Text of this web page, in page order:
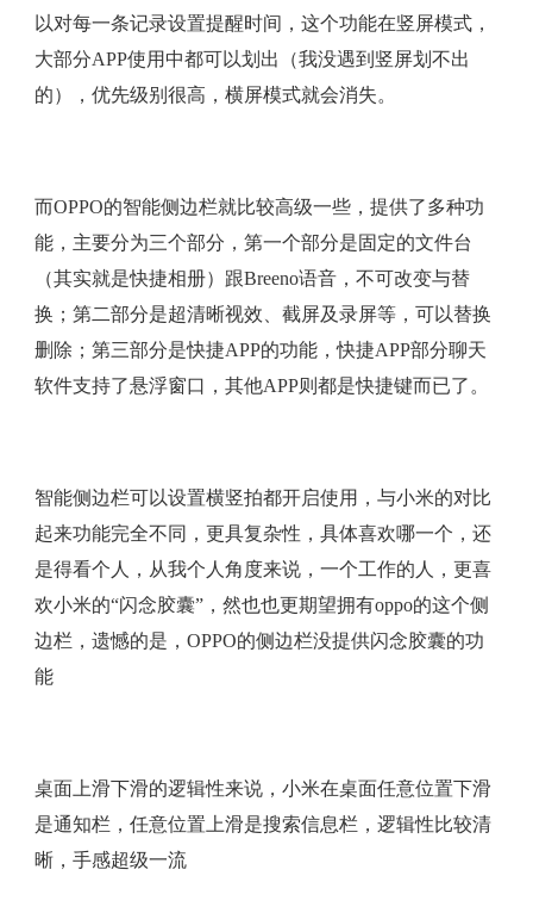
以对每一条记录设置提醒时间，这个功能在竖屏模式，
大部分APP使用中都可以划出（我没遇到竖屏划不出
的），优先级别很高，横屏模式就会消失。
而OPPO的智能侧边栏就比较高级一些，提供了多种功
能，主要分为三个部分，第一个部分是固定的文件台
（其实就是快捷相册）跟Breeno语音，不可改变与替
换；第二部分是超清晰视效、截屏及录屏等，可以替换
删除；第三部分是快捷APP的功能，快捷APP部分聊天
软件支持了悬浮窗口，其他APP则都是快捷键而已了。
智能侧边栏可以设置横竖拍都开启使用，与小米的对比
起来功能完全不同，更具复杂性，具体喜欢哪一个，还
是得看个人，从我个人角度来说，一个工作的人，更喜
欢小米的“闪念胶囊”，然也也更期望拥有oppo的这个侧
边栏，遗憾的是，OPPO的侧边栏没提供闪念胶囊的功
能
桌面上滑下滑的逻辑性来说，小米在桌面任意位置下滑
是通知栏，任意位置上滑是搜索信息栏，逻辑性比较清
晰，手感超级一流